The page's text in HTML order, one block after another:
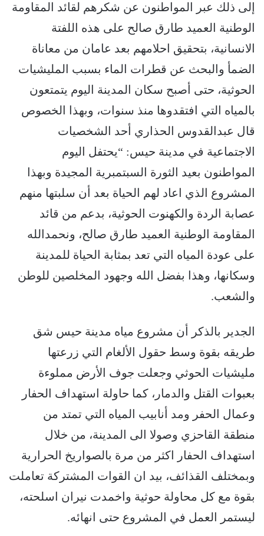
إلى ذلك عبر المواطنون عن شكرهم لقائد المقاومة
الوطنية العميد طارق صالح على هذه اللفتة
الانسانية، بتحقيق احلامهم بعد عامان من معاناة
الضمأ والبحث عن قطرات الماء بسبب المليشيات
الحوثية، حتى أصبح سكان المدينة اليوم يتمتعون
بالمياه التي افتقدوها منذ سنوات، وبهذا الخصوص
قال عبدالقدوس الحذاري أحد الشخصيات
الاجتماعية في مدينة حيس: “يحتفل اليوم
المواطنون بعيد الثورة السبتمبرية المجيدة وبهذا
المشروع الذي اعاد لهم الحياة بعد أن سلبتها منهم
عصابة الردة والكهنوت الحوثية، بدعم من قائد
المقاومة الوطنية العميد طارق صالح، ونحمدالله
على عودة المياه التي تعد بمثابة الحياة للمدينة
وسكانها، وهذا بفضل الله وجهود المخلصين للوطن
والشعب.
الجدير بالذكر أن مشروع مياه مدينة حيس شق
طريقه بقوة وسط حقول الألغام التي زرعتها
مليشيات الحوثي وجعلت جوف الأرض مملوءة
بعبوات القتل والدمار، كما حاولة استهداف الحفار
وعمال الحفر ومد أنابيب المياه التي تمتد من
منطقة القاحزي وصولا الى المدينة، من خلال
استهداف الحفار اكثر من مرة بالصواريخ الحرارية
وبمختلف القذائف، بيد ان القوات المشتركة تعاملت
بقوة مع كل محاولة حوثية واخمدت نيران اسلحته،
ليستمر العمل في المشروع حتى انهائه.